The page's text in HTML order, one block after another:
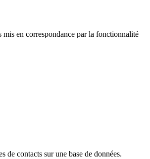
mis en correspondance par la fonctionnalité
de contacts sur une base de données.